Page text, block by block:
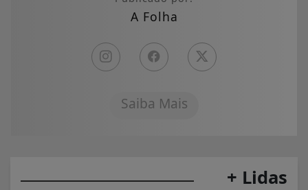
A Folha
Saiba Mais
+ Lidas